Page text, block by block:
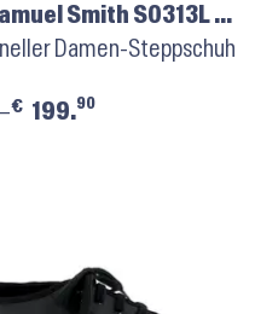
Smith S0313L ⬝
Damen-Steppschuh
–€ 199.90